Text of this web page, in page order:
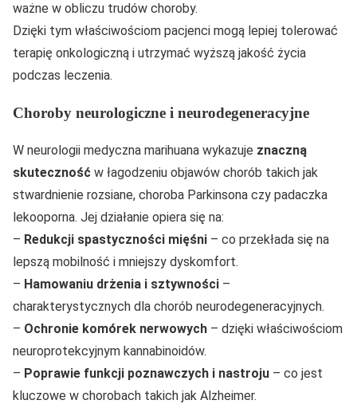
ważne w obliczu trudów choroby.
Dzięki tym właściwościom pacjenci mogą lepiej tolerować
terapię onkologiczną i utrzymać wyższą jakość życia
podczas leczenia.
Choroby neurologiczne i neurodegeneracyjne
W neurologii medyczna marihuana wykazuje znaczną
skuteczność w łagodzeniu objawów chorób takich jak
stwardnienie rozsiane, choroba Parkinsona czy padaczka
lekooporna. Jej działanie opiera się na:
– Redukcji spastyczności mięśni – co przekłada się na
lepszą mobilność i mniejszy dyskomfort.
– Hamowaniu drżenia i sztywności –
charakterystycznych dla chorób neurodegeneracyjnych.
– Ochronie komórek nerwowych – dzięki właściwościom
neuroprotekcyjnym kannabinoidów.
– Poprawie funkcji poznawczych i nastroju – co jest
kluczowe w chorobach takich jak Alzheimer.